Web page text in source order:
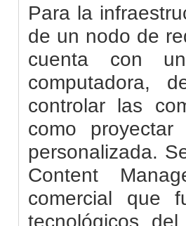
Para la
de un nodo de
cuenta con
computadora,
controlar las
como
personalizada.
Content
comercial que
tecnológicos